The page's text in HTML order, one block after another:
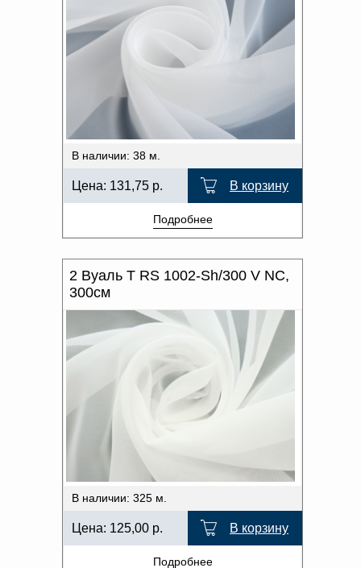
В наличии: 38 м.
Цена: 131,75 р. В корзину
Подробнее
2 Вуаль Т RS 1002-Sh/300 V NC,
300см
В наличии: 325 м.
Цена: 125,00 р. В корзину
Подробнее